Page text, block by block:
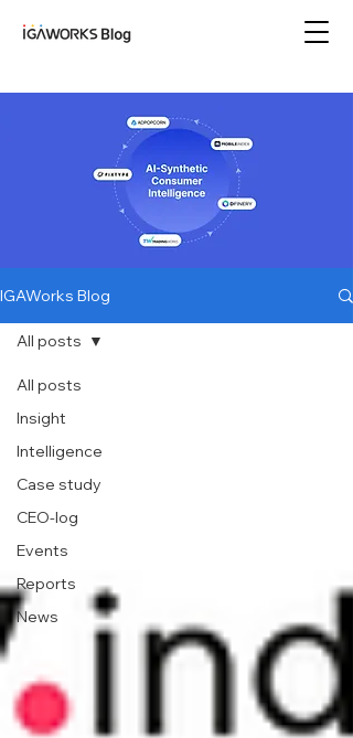
IGAWorks Blog
All posts
Insight
Intelligence
Case study
CEO-log
Events
Reports
News
All posts